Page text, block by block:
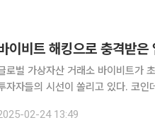
이비트 해킹으로 충격받
로벌 가상자산 거래소 바이비트가
자들의 시선이 쏠리고 있다. 코인데스크는 23일(이하 현지시간) "전날 바이비트에서 해킹 공격
킹 그룹 라자루스로 추정되는 해커
02-24 13:49